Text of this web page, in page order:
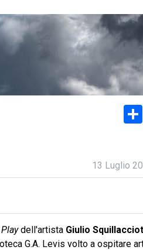
13 Luglio
dell'artista Giulio
G.A. Levis volto a ospitare